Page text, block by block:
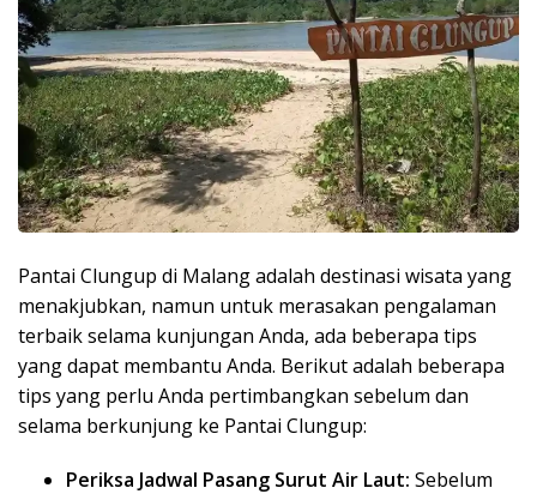
Pantai Clungup di Malang adalah destinasi wisata yang
menakjubkan, namun untuk merasakan pengalaman
terbaik selama kunjungan Anda, ada beberapa tips
yang dapat membantu Anda. Berikut adalah beberapa
tips yang perlu Anda pertimbangkan sebelum dan
selama berkunjung ke Pantai Clungup:
Periksa Jadwal Pasang Surut Air Laut: Sebelum